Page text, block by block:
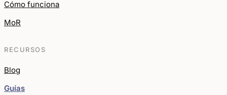
Cómo funciona
MoR
RECURSOS
Blog
Guías